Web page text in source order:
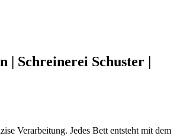
| Schreinerei Schuster |
Verarbeitung. Jedes Bett entsteht mit dem